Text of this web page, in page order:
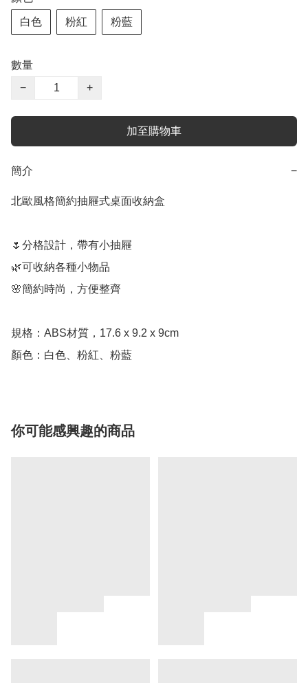
白色 粉紅 粉藍
數量
−
+
加至購物車
簡介 −
北歐風格簡約抽屜式桌面收納盒
🌷分格設計，帶有小抽屜
🌿可收納各種小物品
🌸簡約時尚，方便整齊
規格：ABS材質，17.6 x 9.2 x 9cm
顏色：白色、粉紅、粉藍
你可能感興趣的商品